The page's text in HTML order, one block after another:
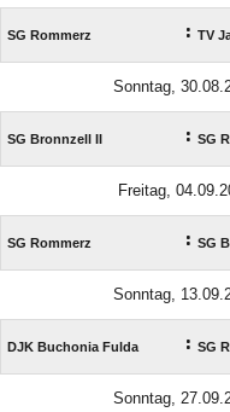
SG Rommerz : TV
Sonntag,
SG Bronnzell II : SG
Freitag,
SG Rommerz : SG
Sonntag,
DJK Buchonia Fulda : SG
Sonntag,